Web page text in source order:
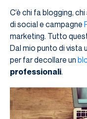
C’è chi fa blogging,
di social e campagne
marketing. Tutto
Dal mio punto di vista
per far decollare un
professionali.